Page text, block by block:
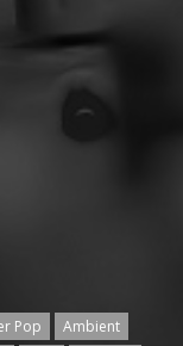
Pop
Ambient